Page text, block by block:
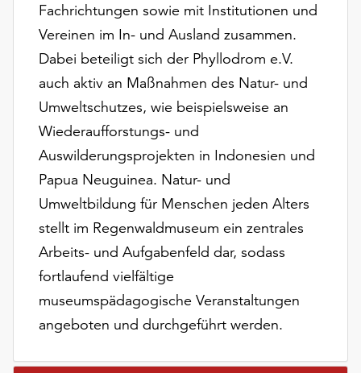
unserer
Datenschutzerklärung
oder
dem
Impressum
Fachrichtungen sowie mit Institutionen und
Vereinen im In- und Ausland zusammen.
Dabei beteiligt sich der Phyllodrom e.V.
auch aktiv an Maßnahmen des Natur- und
Umweltschutzes, wie beispielsweise an
Wiederaufforstungs- und
Auswilderungsprojekten in Indonesien und
Papua Neuguinea. Natur- und
Umweltbildung für Menschen jeden Alters
stellt im Regenwaldmuseum ein zentrales
Arbeits- und Aufgabenfeld dar, sodass
fortlaufend vielfältige
museumspädagogische Veranstaltungen
angeboten und durchgeführt werden.